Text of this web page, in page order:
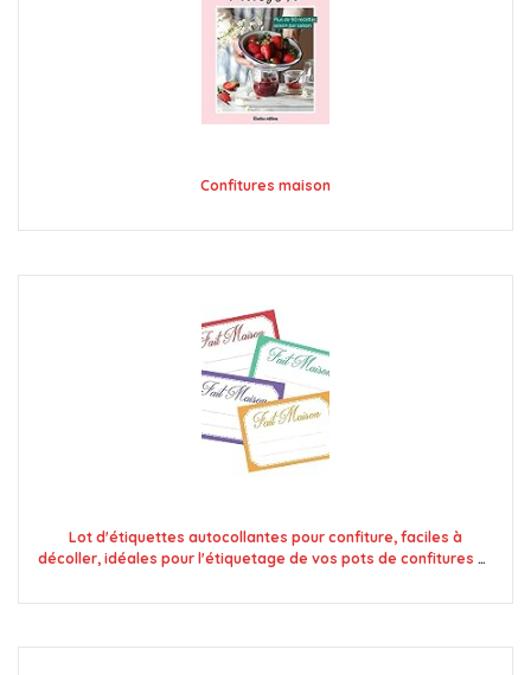
Confitures maison
Lot d'étiquettes autocollantes pour confiture, faciles à
décoller, idéales pour l'étiquetage de vos pots de confitures et
couleurs - A8)